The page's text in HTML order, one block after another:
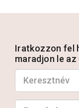
Iratkozzon fel
maradjon le